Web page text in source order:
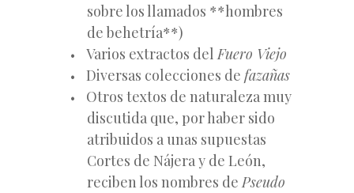
sobre los llamados **hombres
de behetría**)
Varios extractos delFuero Viejo
Diversas colecciones de fazañas
Otros textos de naturaleza muy
discutida que, por haber sido
atribuidos a unas supuestas
Cortes de Nájera y de León,
reciben los nombres dePseudo